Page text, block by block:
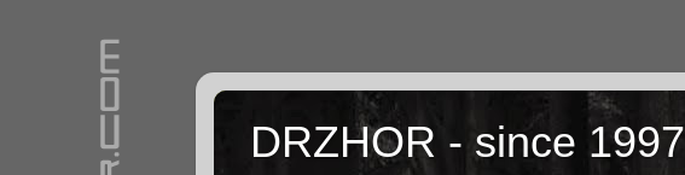
DRZHOR - since 1997